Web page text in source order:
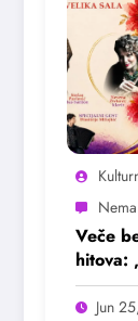
Veče
hitova:
Jun